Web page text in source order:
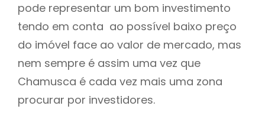
pode representar um bom investimento
tendo em conta ao possível baixo preço
do imóvel face ao valor de mercado, mas
nem sempre é assim uma vez que
Chamusca é cada vez mais uma zona
procurar por investidores.